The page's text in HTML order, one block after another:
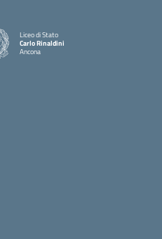
Liceo di Stato
Carlo Rinaldini
Ancona